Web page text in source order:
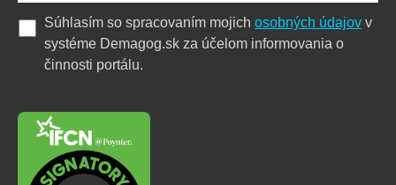
Súhlasím so spracovaním mojich osobných údajov v
systéme Demagog.sk za účelom informovania o
činnosti portálu.